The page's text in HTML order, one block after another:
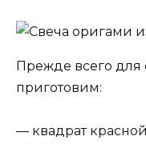
Прежде всего для
приготовим:
— квадрат